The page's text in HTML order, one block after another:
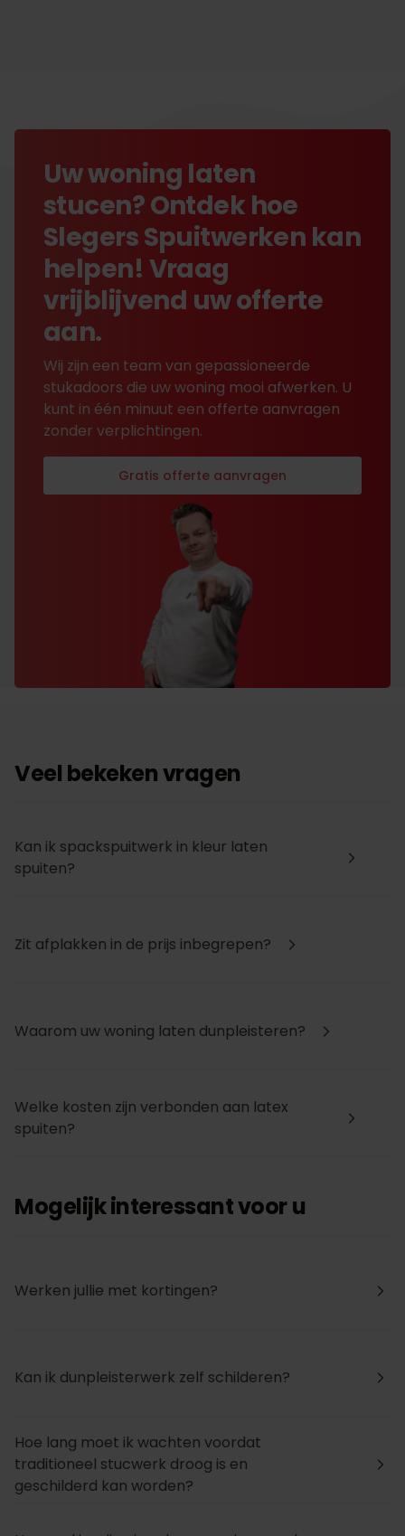
Uw woning laten
stucen? Ontdek hoe
Slegers Spuitwerken kan
helpen! Vraag
vrijblijvend uw offerte
aan.
Wij zijn een team van gepassioneerde
stukadoors die uw woning mooi afwerken. U
kunt in één minuut een offerte aanvragen
zonder verplichtingen.
Gratis offerte aanvragen
Veel bekeken vragen
Mogelijk interessant voor u
Kan ik spackspuitwerk in kleur laten
spuiten?
arrow_forward_ios
Zit afplakken in de prijs inbegrepen? arrow_forward_ios
Waarom uw woning laten dunpleisteren? arrow_forward_ios
Welke kosten zijn verbonden aan latex
spuiten?
arrow_forward_ios
Werken jullie met kortingen? arrow_forward_ios
Kan ik dunpleisterwerk zelf schilderen? arrow_forward_ios
Hoe lang moet ik wachten voordat
traditioneel stucwerk droog is en
geschilderd kan worden?
arrow_forward_ios